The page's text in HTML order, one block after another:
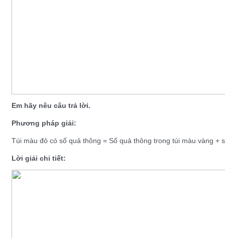
Em hãy nêu câu trả lời.
Phương pháp giải:
Túi màu đỏ có số quả thông = Số quả thông trong túi màu vàng +
Lời giải chi tiết: